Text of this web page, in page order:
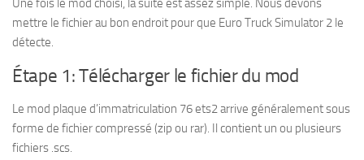
Une fois le mod choisi, la suite est assez simple. Nous devons
mettre le fichier au bon endroit pour que Euro Truck Simulator 2 le
détecte.
Étape 1: Télécharger le fichier du mod
Le mod plaque d’immatriculation 76 ets2 arrive généralement sous
forme de fichier compressé (zip ou rar). Il contient un ou plusieurs
fichiers .scs.